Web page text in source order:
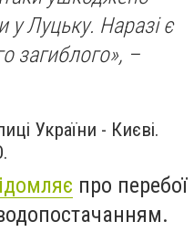
у Луцьку. Наразі є
загиблого», –
України - Києві.
про перебої